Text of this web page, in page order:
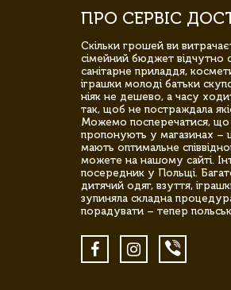
ПРО СЕРВІС
Скільки грошей ви
сімейний бюджет відчутно
санітарне приладдя,
іграшки молоді батьки
ніяк не дешево, а часу
так, щоб не постраждала
Можемо посперечатися, що
пропонують у магазинах –
мають оптимальне
можете на нашому сайті.
посередник у Польщі.
дитячий одяг, взуття,
зупиняла складна
порадувати – тепер